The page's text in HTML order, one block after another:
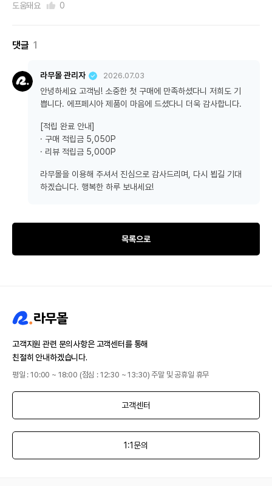
도움돼요 0
댓글 1
라무몰 관리자 2026.07.03
안녕하세요 고객님! 소중한 첫 구매에 만족하셨다니 저희도 기
쁩니다. 에프페시아 제품이 마음에 드셨다니 더욱 감사합니다.
[적립 완료 안내]
· 구매 적립금 5,050P
· 리뷰 적립금 5,000P
라무몰을 이용해 주셔서 진심으로 감사드리며, 다시 뵙길 기대
하겠습니다. 행복한 하루 보내세요!
목록으로
고객지원 관련 문의사항은 고객센터를 통해
친절히 안내하겠습니다.
평일 : 10:00 ~ 18:00 (점심 : 12:30 ~ 13:30) 주말 및 공휴일 휴무
고객센터
1:1문의